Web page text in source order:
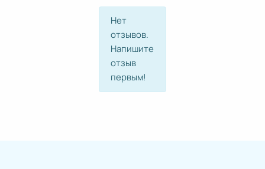
Нет
отзывов.
Напишите
отзыв
первым!